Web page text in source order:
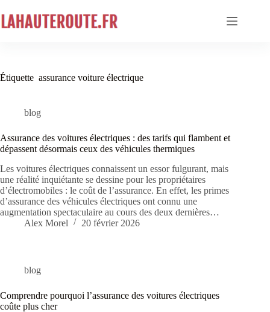
au
contenu
Étiquette assurance voiture électrique
blog
Assurance des voitures électriques : des tarifs qui flambent et
dépassent désormais ceux des véhicules thermiques
Les voitures électriques connaissent un essor fulgurant, mais
une réalité inquiétante se dessine pour les propriétaires
d’électromobiles : le coût de l’assurance. En effet, les primes
d’assurance des véhicules électriques ont connu une
augmentation spectaculaire au cours des deux dernières…
Alex Morel
20 février 2026
blog
Comprendre pourquoi l’assurance des voitures électriques
coûte plus cher